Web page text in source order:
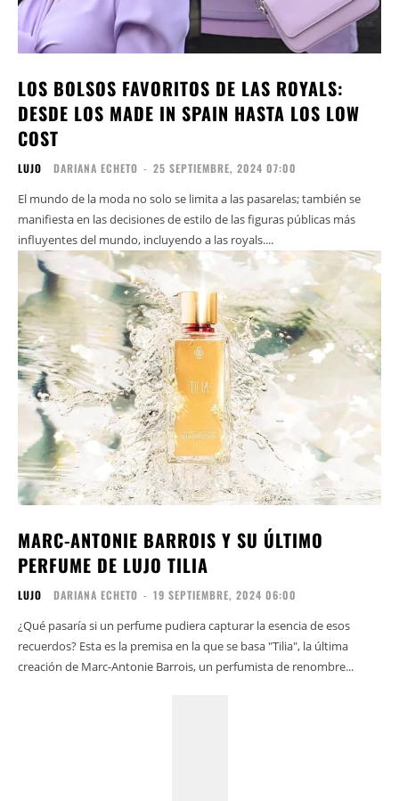
LOS BOLSOS FAVORITOS DE LAS ROYALS:
DESDE LOS MADE IN SPAIN HASTA LOS LOW
COST
LUJO DARIANA ECHETO - 25 SEPTIEMBRE, 2024 07:00
El mundo de la moda no solo se limita a las pasarelas; también se
manifiesta en las decisiones de estilo de las figuras públicas más
influyentes del mundo, incluyendo a las royals....
MARC-ANTONIE BARROIS Y SU ÚLTIMO
PERFUME DE LUJO TILIA
LUJO DARIANA ECHETO - 19 SEPTIEMBRE, 2024 06:00
¿Qué pasaría si un perfume pudiera capturar la esencia de esos
recuerdos? Esta es la premisa en la que se basa "Tilia", la última
creación de Marc-Antonie Barrois, un perfumista de renombre...